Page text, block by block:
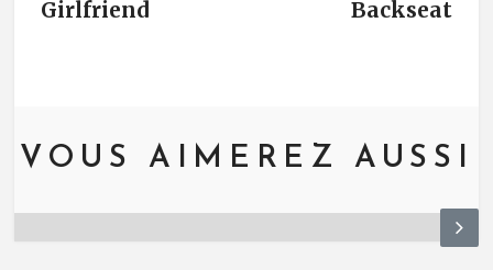
Girlfriend
Backseat
VOUS AIMEREZ AUSSI